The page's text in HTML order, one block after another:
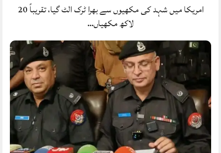
امریکا میں شہد کی مکھیوں سے بھرا ٹرک الٹ گیا، تقریباً 20
لاکھ مکھیاں…